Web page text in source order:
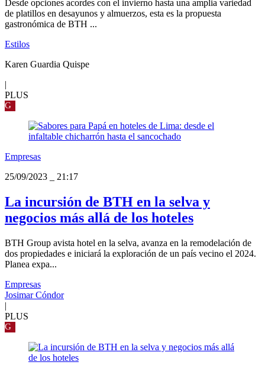
Desde opciones acordes con el invierno hasta una amplia variedad
de platillos en desayunos y almuerzos, esta es la propuesta
gastronómica de BTH ...
Estilos
Karen Guardia Quispe
|
PLUS
G
Empresas
25/09/2023
21:17
La incursión de BTH en la selva y
negocios más allá de los hoteles
BTH Group avista hotel en la selva, avanza en la remodelación de
dos propiedades e iniciará la exploración de un país vecino el 2024.
Planea expa...
Empresas
Josimar Cóndor
|
PLUS
G